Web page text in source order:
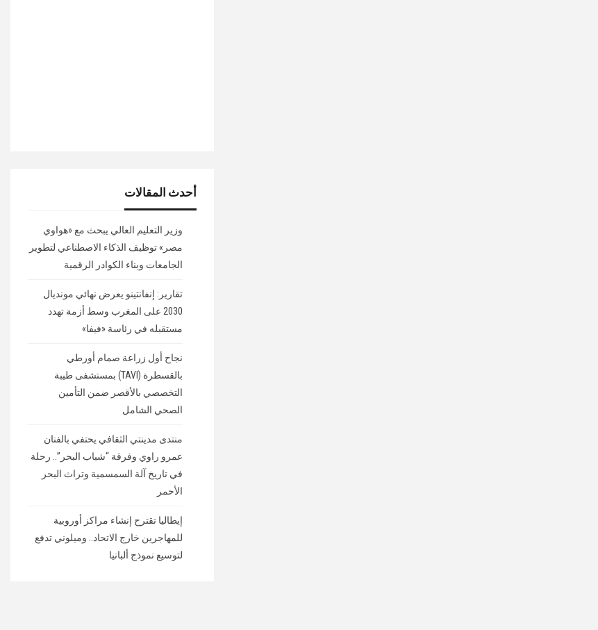
أحدث المقالات
وزير التعليم العالي يبحث مع «هواوي
مصر» توظيف الذكاء الاصطناعي لتطوير
الجامعات وبناء الكوادر الرقمية
تقارير: إنفانتينو يعرض نهائي مونديال
2030 على المغرب وسط أزمة تهدد
مستقبله في رئاسة «فيفا»
نجاح أول زراعة صمام أورطي
بالقسطرة (TAVI) بمستشفى طيبة
التخصصي بالأقصر ضمن التأمين
الصحي الشامل
منتدى مدينتي الثقافي يحتفي بالفنان
عمرو راوي وفرقة “شباب البحر”.. رحلة
في تاريخ آلة السمسمية وتراث البحر
الأحمر
إيطاليا تقترح إنشاء مراكز أوروبية
للمهاجرين خارج الاتحاد.. وميلوني تدفع
لتوسيع نموذج ألبانيا